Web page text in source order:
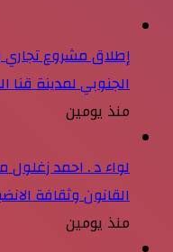
إطلاق مشروع
الجنوبي لمدينة قنا
منذ يومين
لواء د . احمد زغلول
القانون وثقافة
منذ يومين